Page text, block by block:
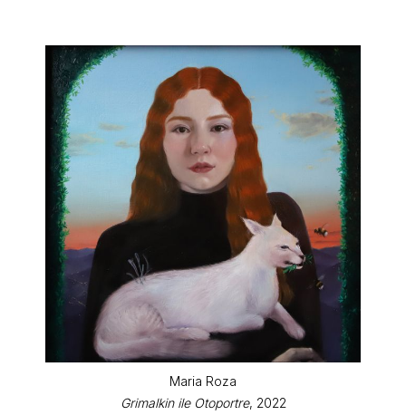
Maria Roza
Grimalkin ile Otoportre, 2022